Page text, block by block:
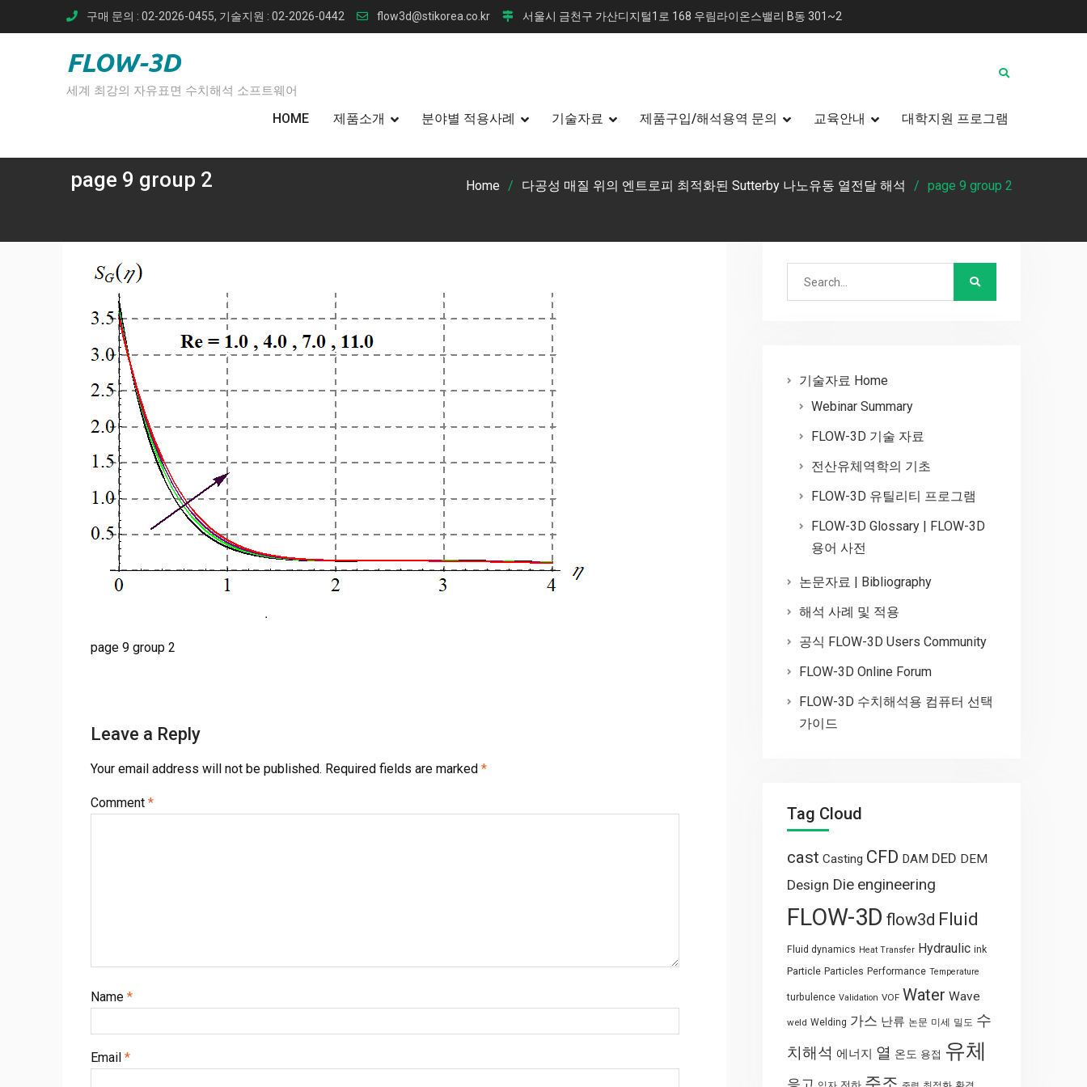
to
구매 문의 : 02-2026-0455, 기술지원 : 02-2026-0442 flow3d@stikorea.co.kr 서울시 금천구 가산디지털1로 168 우림라이온스밸리 B동 301~2
FLOW-3D
세계 최강의 자유표면 수치해석 소프트웨어
HOME 제품소개 분야별 적용사례 기술자료 제품구입/해석용역 문의 교육안내 대학지원 프로그램
page 9 group 2 Home 다공성 매질 위의 엔트로피 최적화된 Sutterby 나노유동 열전달 해석 page 9 group 2
page 9 group 2
Leave a Reply
Your email address will not be published. Required fields are marked *
Comment *
Name *
Email *
기술자료 Home
Webinar Summary
FLOW-3D 기술 자료
전산유체역학의 기초
FLOW-3D 유틸리티 프로그램
FLOW-3D Glossary | FLOW-3D
용어 사전
논문자료 | Bibliography
해석 사례 및 적용
공식 FLOW-3D Users Community
FLOW-3D Online Forum
FLOW-3D 수치해석용 컴퓨터 선택
가이드
Tag Cloud
cast Casting CFD DAM DED DEM
Design Die engineering
FLOW-3D flow3d Fluid
Fluid dynamics Heat Transfer Hydraulic ink
Particle Particles Performance Temperature
turbulence Validation VOF Water Wave
weld Welding 가스 난류 논문 미세 밀도 수
치해석 에너지 열 온도 용접 유체
응고 주조